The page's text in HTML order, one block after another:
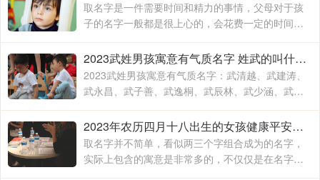
取名字是一件需要时间和精力的事情，父母对于孩
子的名字一般都是很上心的，会花费一定的时间和
精力去取，毕竟不出意外的话，一个名字会伴随孩
子的出生到结束，贯穿孩子的一生
2023武姓男孩寓意有气质名字 姓武的叫什么名字
2023武姓男孩寓意有气质名字：武清越、武建涛、
武永昌、武子善、武逸桐、武辰林、武少涵、武月
桐、武梓橙、武进平、武云志、武红伟、武梓栎、
武一纯、武润洁、
2023年农历四月十八出生的女孩健康平安的名字 兔年出生适合女孩子的名字
取名字并不简单，看似两三个字组合成为的名字，
实际上包含的寓意是非常多的，不仅仅是在名字的
文字组合搭配方面，对于名字的内在含义方面也有